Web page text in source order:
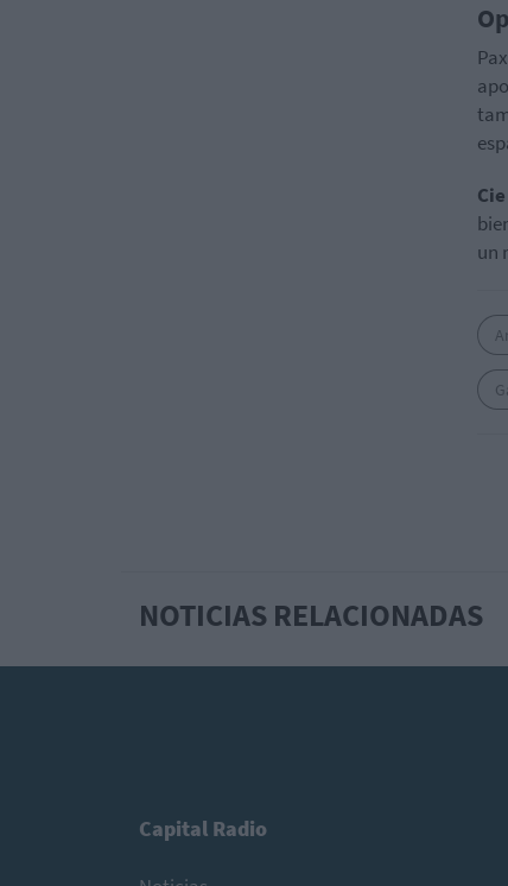
Cie
un
NOTICIAS RELACIONADAS
Capital Radio